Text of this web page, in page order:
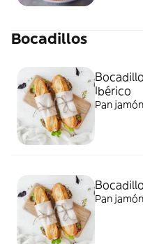
Bocadillos
Ibérico
Pan
Pan